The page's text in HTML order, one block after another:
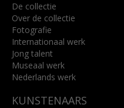
De collectie
Over de collectie
Fotografie
Internationaal werk
Jong talent
Museaal werk
Nederlands werk
KUNSTENAARS